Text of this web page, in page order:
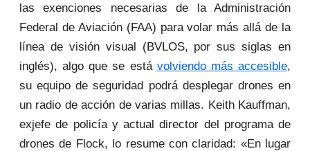
las exenciones necesarias de la Administración
Federal de Aviación (FAA) para volar más allá de la
línea de visión visual (BVLOS, por sus siglas en
inglés), algo que se está volviendo más accesible,
su equipo de seguridad podrá desplegar drones en
un radio de acción de varias millas. Keith Kauffman,
exjefe de policía y actual director del programa de
drones de Flock, lo resume con claridad: «En lugar